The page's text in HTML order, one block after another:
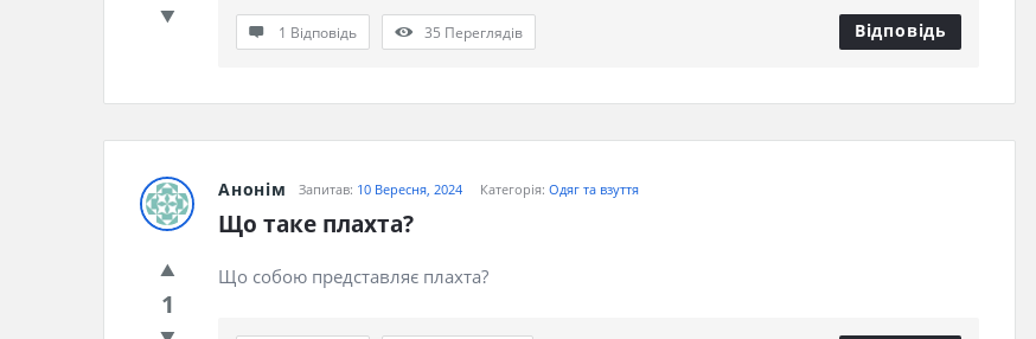
1 Відповідь 35 Переглядів Відповідь
Анонім Запитав: 10 Вересня, 2024 Категорія: Одяг та взуття
Що таке плахта?
1
Що собою представляє плахта?